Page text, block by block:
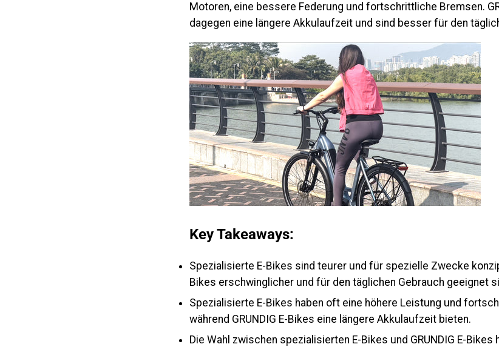
Motoren, eine bessere Federung und fortschrittliche Bremsen. G
dagegen eine längere Akkulaufzeit und sind besser für den
Key Takeaways:
Spezialisierte E-Bikes sind teurer und für spezielle Zwecke
Bikes erschwinglicher und für den täglichen Gebrauch geeignet
Spezialisierte E-Bikes haben oft eine höhere Leistung und
während GRUNDIG E-Bikes eine längere Akkulaufzeit bieten.
Die Wahl zwischen spezialisierten E-Bikes und GRUNDIG E-Bikes